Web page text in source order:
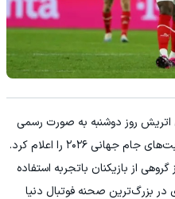
اتریش روز دوشنبه به‌ صورت رسمی
فهرست ۲۶ نفره خود برای حضور در رقابت‌های جام جهانی ۲۰۲۶ را اعلام کرد.
از بازیکنان باتجربه استفاده
بزرگ‌ترین صحنه فوتبال دنیا